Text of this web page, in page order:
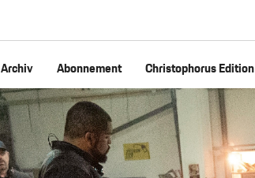
Archiv Abonnement Christophorus Edition